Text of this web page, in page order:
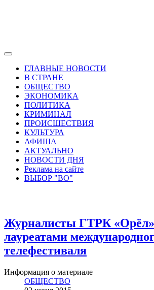
ГЛАВНЫЕ НОВОСТИ
В СТРАНЕ
ОБЩЕСТВО
ЭКОНОМИКА
ПОЛИТИКА
КРИМИНАЛ
ПРОИСШЕСТВИЯ
КУЛЬТУРА
АФИША
АКТУАЛЬНО
НОВОСТИ ДНЯ
Реклама на сайте
ВЫБОР "ВО"
Журналисты ГТРК «Орёл»
лауреатами
телефестиваля
Информация о материале
ОБЩЕСТВО